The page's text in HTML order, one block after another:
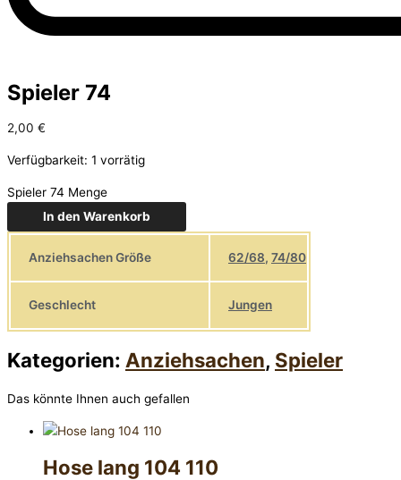
Spieler 74
2,00 €
Verfügbarkeit: 1 vorrätig
Spieler 74 Menge
In den Warenkorb
Anziehsachen Größe 62/68, 74/80
Geschlecht Jungen
Kategorien: Anziehsachen, Spieler
Das könnte Ihnen auch gefallen
Hose lang 104 110